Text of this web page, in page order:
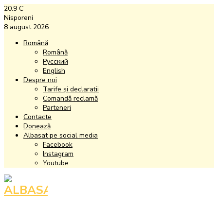
20.9 C
Nisporeni
8 august 2026
Română
Română
Русский
English
Despre noi
Tarife și declarații
Comandă reclamă
Parteneri
Contacte
Donează
Albasat pe social media
Facebook
Instagram
Youtube
Facebook
Instagram
Youtube